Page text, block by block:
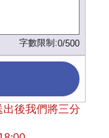
字數限制:0/500
後我們將三分